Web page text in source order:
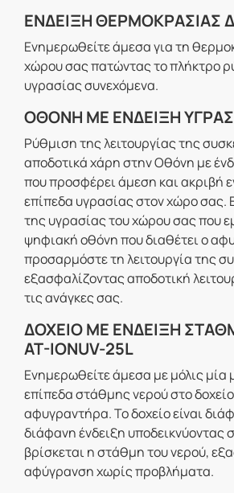
ΕΝΔΕΙΞΗ ΘΕΡΜΟΚΡΑΣΙΑΣ
Ενημερωθείτε άμεσα για τη
χώρου σας πατώντας το πλήκτρο
υγρασίας συνεχόμενα.
ΟΘΟΝΗ ΜΕ ΕΝΔΕΙΞΗ
Ρύθμιση της λειτουργίας της
αποδοτικά χάρη στην Οθόνη με
που προσφέρει άμεση και ακριβή
επίπεδα υγρασίας στον χώρο σας.
της υγρασίας του χώρου σας που
ψηφιακή οθόνη που διαθέτει ο
προσαρμόστε τη λειτουργία της
εξασφαλίζοντας αποδοτική
τις ανάγκες σας.
ΔΟΧΕΙΟ ΜΕ ΕΝΔΕΙΞΗ
AT-IONUV-25L
Ενημερωθείτε άμεσα με μόλις μία
επίπεδα στάθμης νερού στο
αφυγραντήρα. Το δοχείο είναι
διάφανη ένδειξη υποδεικνύοντας
βρίσκεται η στάθμη του νερού,
αφύγρανση χωρίς προβλήματα.